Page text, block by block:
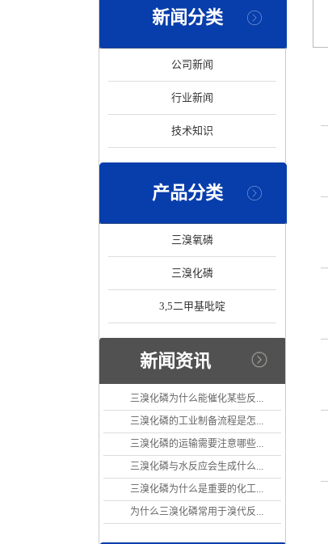
新闻分类
公司新闻
行业新闻
技术知识
产品分类
三溴氧磷
三溴化磷
3,5二甲基吡啶
新闻资讯
三溴化磷为什么能催化某些反...
三溴化磷的工业制备流程是怎...
三溴化磷的运输需要注意哪些...
三溴化磷与水反应会生成什么...
三溴化磷为什么是重要的化工...
为什么三溴化磷常用于溴代反...